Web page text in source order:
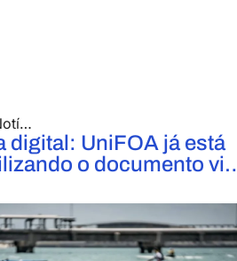
digital: UniFOA já está
o documento via